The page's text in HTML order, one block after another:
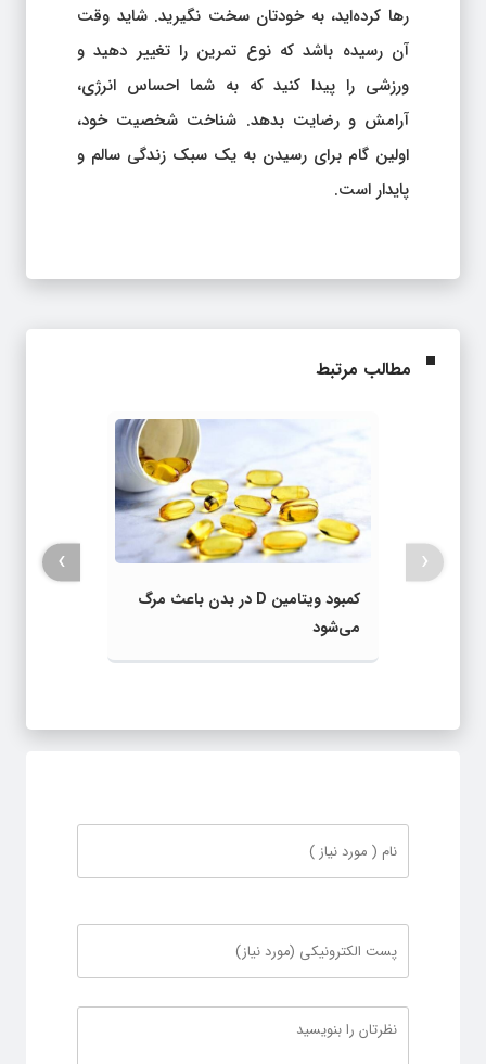
رها کرده‌اید، به خودتان سخت نگیرید. شاید وقت
آن رسیده باشد که نوع تمرین را تغییر دهید و
ورزشی را پیدا کنید که به شما احساس انرژی،
آرامش و رضایت بدهد. شناخت شخصیت خود،
اولین گام برای رسیدن به یک سبک زندگی سالم و
پایدار است.
مطالب مرتبط
کمبود ویتامین D در بدن باعث مرگ
می‌شود
‹
›